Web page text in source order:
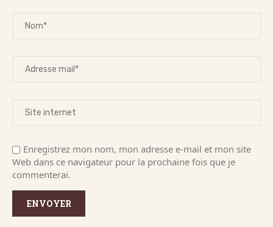
Enregistrez mon nom, mon adresse e-mail et mon site
Web dans ce navigateur pour la prochaine fois que je
commenterai.